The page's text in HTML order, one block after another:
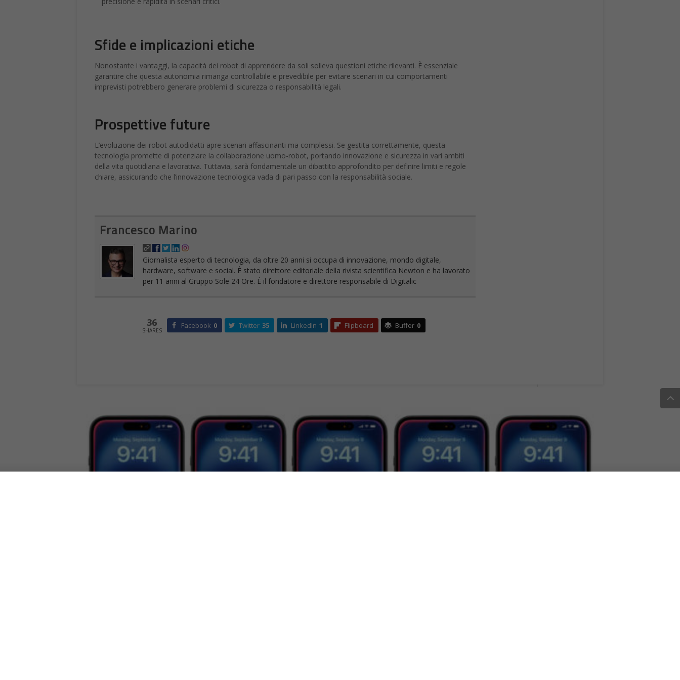
Sfide e implicazioni etiche
Nonostante i vantaggi, la capacità dei robot di apprendere da soli solleva questioni etiche rilevanti. È essenziale
garantire che questa autonomia rimanga controllabile e prevedibile per evitare scenari in cui comportamenti
imprevisti potrebbero generare problemi di sicurezza o responsabilità legali.
Prospettive future
L’evoluzione dei robot autodidatti apre scenari affascinanti ma complessi. Se gestita correttamente, questa
tecnologia promette di potenziare la collaborazione uomo-robot, portando innovazione e sicurezza in vari ambiti
della vita quotidiana e lavorativa. Tuttavia, sarà fondamentale un dibattito approfondito per definire limiti e regole
chiare, assicurando che l’innovazione tecnologica vada di pari passo con la responsabilità sociale.
Francesco Marino
Giornalista esperto di tecnologia, da oltre 20 anni si occupa di innovazione, mondo digitale,
hardware, software e social. È stato direttore editoriale della rivista scientifica Newton e ha lavorato
per 11 anni al Gruppo Sole 24 Ore. È il fondatore e direttore responsabile di Digitalic
36
SHARES
Facebook 0 Twitter 35 LinkedIn 1 Flipboard Buffer 0